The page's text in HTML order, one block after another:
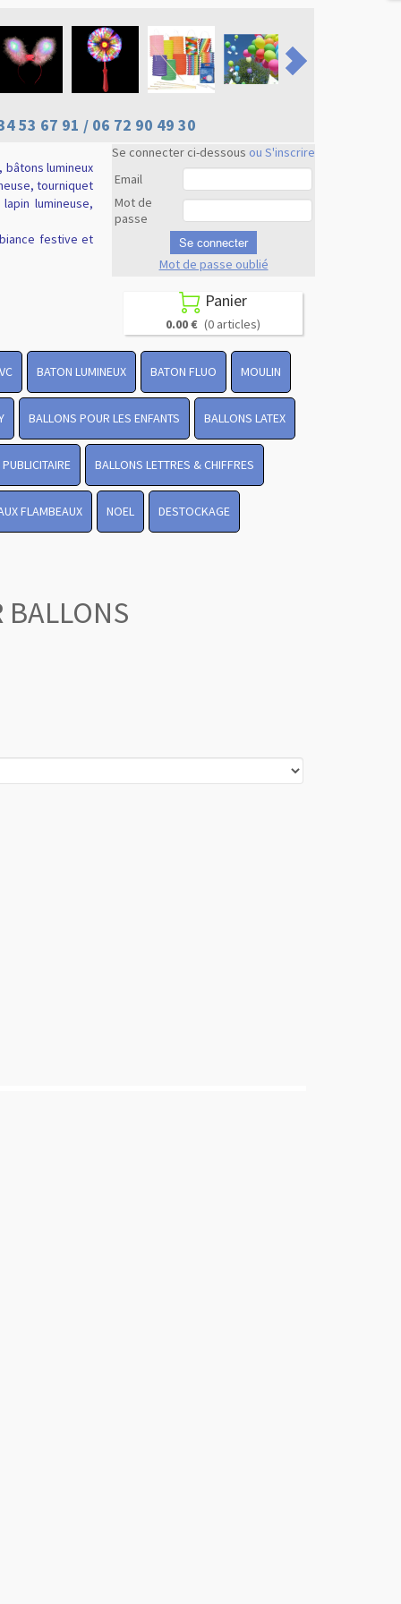
53 67 91 / 06 72 90 49 30
Se connecter ci-dessous ou S'inscrire
Email
Mot de
passe
Se connecter
Mot de passe oublié
lumineux
tourniquet
lumineuse,
festive et
 Panier
0.00 € (0 articles)
BATON LUMINEUX BATON FLUO MOULIN
BALLONS POUR LES ENFANTS BALLONS LATEX
BALLONS LETTRES & CHIFFRES
FLAMBEAUX NOEL DESTOCKAGE
BALLONS